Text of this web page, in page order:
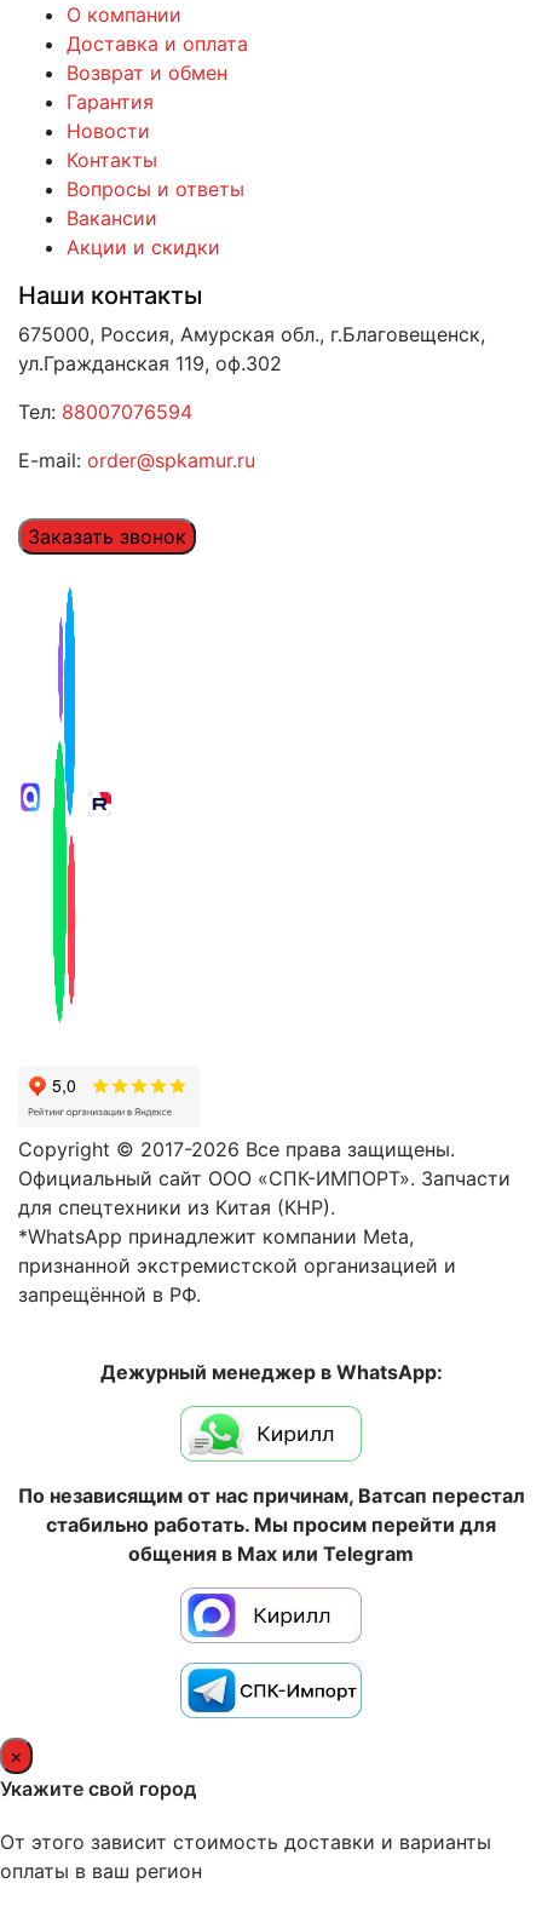
О компании
Доставка и оплата
Возврат и обмен
Гарантия
Новости
Контакты
Вопросы и ответы
Вакансии
Акции и скидки
Наши контакты
675000, Россия, Амурская обл., г.Благовещенск,
ул.Гражданская 119, оф.302
Тел: 88007076594
E-mail: order@spkamur.ru
Заказать звонок
Copyright © 2017-2026 Все права защищены.
Официальный сайт ООО «СПК-ИМПОРТ». Запчасти
для спецтехники из Китая (КНР).
*WhatsApp принадлежит компании Meta,
признанной экстремистской организацией и
запрещённой в РФ.
Дежурный менеджер в WhatsApp:
По независящим от нас причинам, Ватсап перестал
стабильно работать. Мы просим перейти для
общения в Max или Telegram
×
Укажите свой город
От этого зависит стоимость доставки и варианты
оплаты в ваш регион